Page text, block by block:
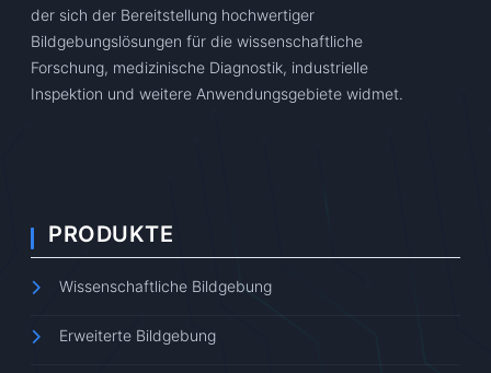
der sich der Bereitstellung hochwertiger
Bildgebungslösungen für die wissenschaftliche
Forschung, medizinische Diagnostik, industrielle
Inspektion und weitere Anwendungsgebiete widmet.
PRODUKTE
Wissenschaftliche Bildgebung
Erweiterte Bildgebung